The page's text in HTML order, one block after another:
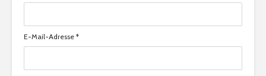
E-Mail-Adresse *